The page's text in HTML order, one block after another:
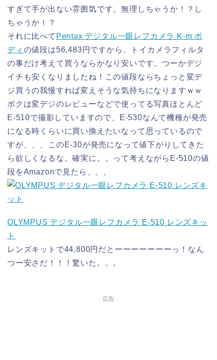
すぎて手が出ない雰囲気です。無理しちゃうか！？し
ちゃうか！？
それに比べて Pentax デジタル一眼レフカメラ K-m ボ
ディ の値段は56,483円ですから、トイカメラフィルタ
の事だけ考えて買うならかなり安いです。つーかデジ
イチも安くなりましたね！この値段ならちょっと変デ
ジ買うの我慢すれば変えそうな気持ちになりますｗｗ
ボクは変デジのレビューなどで使ってる写真ほとんど
E-510で撮影していますので、E-530なんて機種が発売
になる時くらいに買い換えたいなって思っているので
すが、、、このE-30が発売になって値下がりしてきた
ら欲しくなるな。確実に。。って考えながらE-510の値
段をAmazonで見たら、、、
OLYMPUS デジタル一眼レフカメラ E-510 レンズキッ
ト
レンズキットで44,800円だとーーーーーーーっ！なん
つー安さだ！！！驚いた。。。
広告